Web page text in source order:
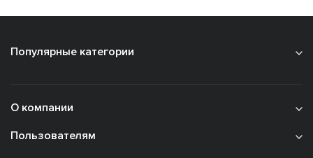
Популярные категории
О компании
Пользователям